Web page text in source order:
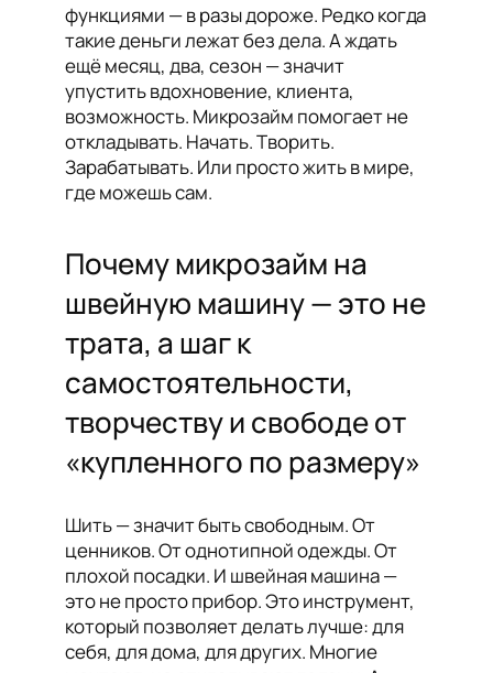
функциями — в разы дороже. Редко когда
такие деньги лежат без дела. А ждать
ещё месяц, два, сезон — значит
упустить вдохновение, клиента,
возможность. Микрозайм помогает не
откладывать. Начать. Творить.
Зарабатывать. Или просто жить в мире,
где можешь сам.
Почему микрозайм на
швейную машину — это не
трата, а шаг к
самостоятельности,
творчеству и свободе от
«купленного по размеру»
Шить — значит быть свободным. От
ценников. От однотипной одежды. От
плохой посадки. И швейная машина —
это не просто прибор. Это инструмент,
который позволяет делать лучше: для
себя, для дома, для других. Многие